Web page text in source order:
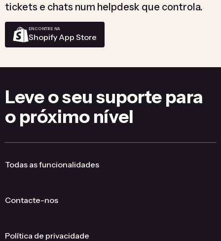
tickets e chats num helpdesk que controla.
ENCONTRE NA
Shopify App Store
Leve o seu suporte para
o próximo nível
Todas as funcionalidades
Contacte-nos
Política de privacidade